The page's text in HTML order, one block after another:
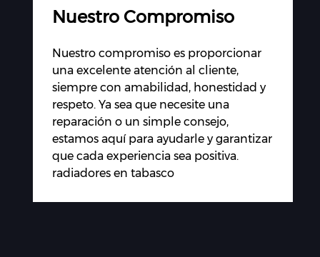
Nuestro Compromiso
Nuestro compromiso es proporcionar
una excelente atención al cliente,
siempre con amabilidad, honestidad y
respeto. Ya sea que necesite una
reparación o un simple consejo,
estamos aquí para ayudarle y garantizar
que cada experiencia sea positiva.
radiadores en tabasco